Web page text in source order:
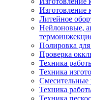
Изготовление
Литейное
Нейлоновые,
Полировка для
Проверка
Техника
Техника
Смесительные
Техника
Техника